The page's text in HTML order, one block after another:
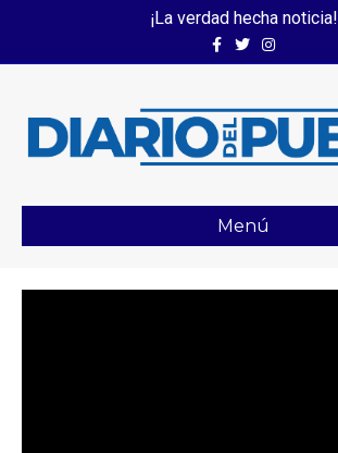
¡La verdad hecha noticia!
FacebookTwitterInstagram
Menú